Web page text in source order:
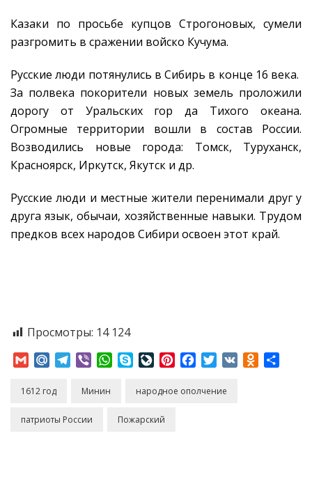
Казаки по просьбе купцов Строгоновых, сумели
разгромить в сражении войско Кучума.
Русские люди потянулись в Сибирь в конце 16 века.
За полвека покорители новых земель проложили
дорогу от Уральских гор да Тихого океана.
Огромные территории вошли в состав России.
Возводились новые города: Томск, Туруханск,
Красноярск, Иркутск, Якутск и др.
Русские люди и местные жители перенимали друг у
друга язык, обычаи, хозяйственные навыки. Трудом
предков всех народов Сибири освоен этот край.
Просмотры: 14 124
GmailMail.RuTelegram
Viber WhatsApp
SkypeLiveJournal
PinterestFacebookTwitter
VK
1612 год Минин народное ополчение
патриоты России Пожарский